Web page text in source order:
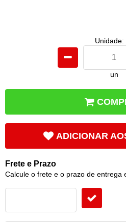
Unidade:
un
ADICIONAR
Frete e Prazo
Calcule o frete e o prazo de entrega